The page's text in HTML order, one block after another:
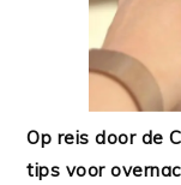
Op reis door de
tips voor